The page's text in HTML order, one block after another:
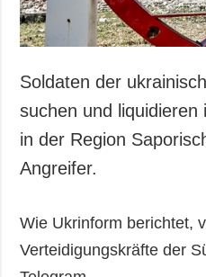
Soldaten der
suchen und
in der Region
Angreifer.
Wie Ukrinform berichtet,
Verteidigungskräfte der